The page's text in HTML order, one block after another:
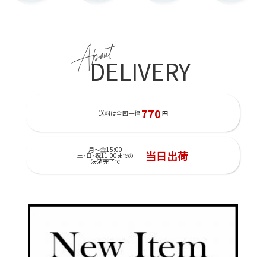
About
DELIVERY
送料は全国一律 770 円
月～金15:00
土・日・祝11:00までの
決済完了で 当日出荷